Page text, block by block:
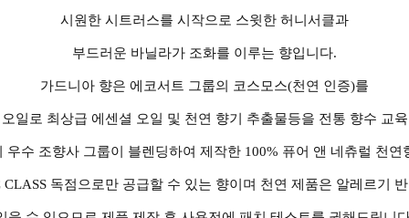
시원한 시트러스를 시작으로 스윗한 허니서클과
부드러운 바닐라가 조화를 이루는 향입니다.
가드니아 향은 에코서트 그룹의 코스모스(천연 인증)를
일로 최상급 에센셜 오일 및 천연 향기 추출물등을 전통 향수 교
우수 조향사 그룹이 블렌딩하여 제작한 100% 퓨어 앤 네츄럴 천연
CLASS 독점으로만 공급할 수 있는 향이며 천연 제품은 알레르기 반